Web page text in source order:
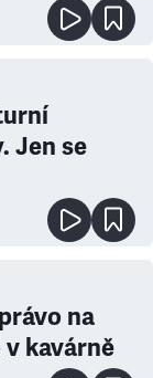
Jen se
na
v kavárně